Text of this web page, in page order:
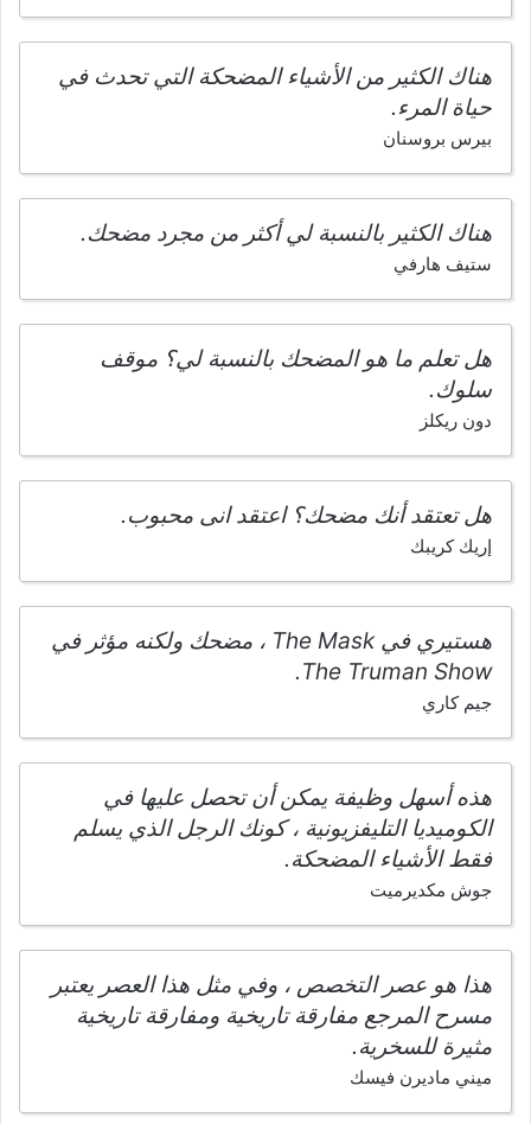
هناك الكثير من الأشياء المضحكة التي تحدث في
حياة المرء.
بيرس بروسنان
هناك الكثير بالنسبة لي أكثر من مجرد مضحك.
ستيف هارفي
هل تعلم ما هو المضحك بالنسبة لي؟ موقف
سلوك.
دون ريكلز
هل تعتقد أنك مضحك؟ اعتقد انى محبوب.
إريك كريبك
هستيري في The Mask ، مضحك ولكنه مؤثر في
The Truman Show.
جيم كاري
هذه أسهل وظيفة يمكن أن تحصل عليها في
الكوميديا التليفزيونية ، كونك الرجل الذي يسلم
فقط الأشياء المضحكة.
جوش مكديرميت
هذا هو عصر التخصص ، وفي مثل هذا العصر يعتبر
مسرح المرجع مفارقة تاريخية ومفارقة تاريخية
مثيرة للسخرية.
ميني ماديرن فيسك